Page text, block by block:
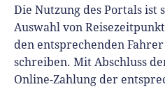
Die Nutzung des Portals ist
Auswahl von
den entsprechenden
schreiben. Mit Abschluss
Online-Zahlung der